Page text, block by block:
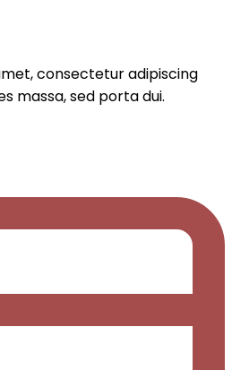
consectetur adipiscing
massa, sed porta dui.